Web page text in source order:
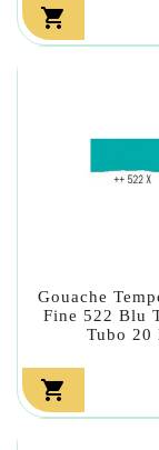

Gouache
Fine 522 Blu
Tubo 20
